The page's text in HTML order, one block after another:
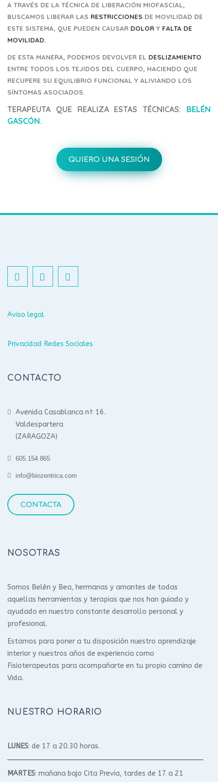
A TRAVÉS DE LA TÉCNICA DE LIBERACIÓN MIOFASCIAL,
BUSCAMOS LIBERAR LAS RESTRICCIONES DE MOVILIDAD DE
ESTE SISTEMA, QUE PUEDEN CAUSAR DOLOR Y FALTA DE
MOVILIDAD.
DE ESTA MANERA, PODEMOS DEVOLVER EL DESLIZAMIENTO
ENTRE TODOS LOS TEJIDOS DEL CUERPO, HACIENDO QUE
RECUPERE SU EQUILIBRIO FUNCIONAL Y ALIVIANDO LOS
SÍNTOMAS ASOCIADOS.
TERAPEUTA QUE REALIZA ESTAS TÉCNICAS:
BELÉN
GASCÓN.
QUIERO UNA SESIÓN
Aviso legal
Privacidad Redes Sociales
CONTACTO
Avenida Casablanca nº 16.
Valdespartera
(ZARAGOZA)
605 154 865
info@biozentrica.com
CONTACTA
NOSOTRAS
Somos Belén y Bea, hermanas y amantes de todas
aquellas herramientas y terapias que nos han guiado y
ayudado en nuestro constante desarrollo personal y
profesional.
Estamos para poner a tu disposición nuestro aprendizaje
interior y nuestros años de experiencia como
Fisioterapeutas para acompañarte en tu propio camino de
Vida.
NUESTRO HORARIO
LUNES: de 17 a 20.30 horas.
MARTES: mañana bajo Cita Previa, tardes de 17 a 21